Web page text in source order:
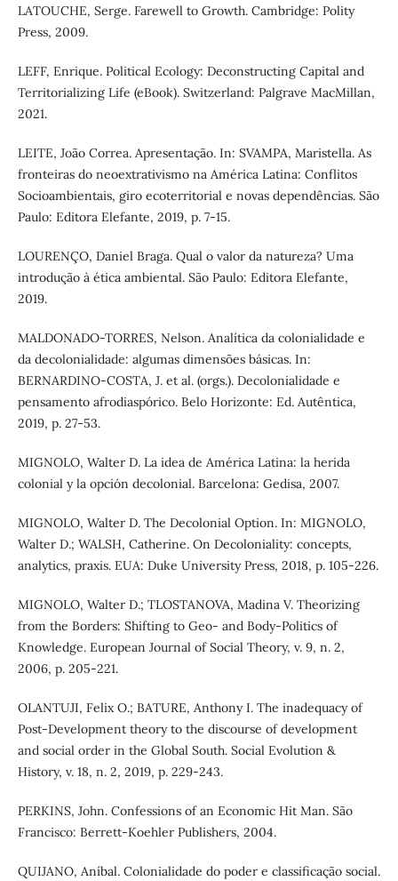
LATOUCHE, Serge. Farewell to Growth. Cambridge: Polity
Press, 2009.
LEFF, Enrique. Political Ecology: Deconstructing Capital and
Territorializing Life (eBook). Switzerland: Palgrave MacMillan,
2021.
LEITE, João Correa. Apresentação. In: SVAMPA, Maristella. As
fronteiras do neoextrativismo na América Latina: Conflitos
Socioambientais, giro ecoterritorial e novas dependências. São
Paulo: Editora Elefante, 2019, p. 7-15.
LOURENÇO, Daniel Braga. Qual o valor da natureza? Uma
introdução à ética ambiental. São Paulo: Editora Elefante,
2019.
MALDONADO-TORRES, Nelson. Analítica da colonialidade e
da decolonialidade: algumas dimensões básicas. In:
BERNARDINO-COSTA, J. et al. (orgs.). Decolonialidade e
pensamento afrodiaspórico. Belo Horizonte: Ed. Autêntica,
2019, p. 27-53.
MIGNOLO, Walter D. La idea de América Latina: la herida
colonial y la opción decolonial. Barcelona: Gedisa, 2007.
MIGNOLO, Walter D. The Decolonial Option. In: MIGNOLO,
Walter D.; WALSH, Catherine. On Decoloniality: concepts,
analytics, praxis. EUA: Duke University Press, 2018, p. 105-226.
MIGNOLO, Walter D.; TLOSTANOVA, Madina V. Theorizing
from the Borders: Shifting to Geo- and Body-Politics of
Knowledge. European Journal of Social Theory, v. 9, n. 2,
2006, p. 205-221.
OLANTUJI, Felix O.; BATURE, Anthony I. The inadequacy of
Post-Development theory to the discourse of development
and social order in the Global South. Social Evolution &
History, v. 18, n. 2, 2019, p. 229-243.
PERKINS, John. Confessions of an Economic Hit Man. São
Francisco: Berrett-Koehler Publishers, 2004.
QUIJANO, Aníbal. Colonialidade do poder e classificação social.